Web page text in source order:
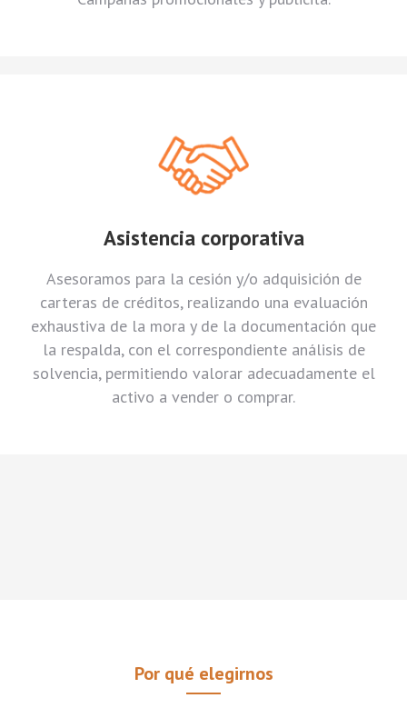
Asistencia corporativa
Asesoramos para la cesión y/o adquisición de
carteras de créditos, realizando una evaluación
exhaustiva de la mora y de la documentación que
la respalda, con el correspondiente análisis de
solvencia, permitiendo valorar adecuadamente el
activo a vender o comprar.
Por qué elegirnos